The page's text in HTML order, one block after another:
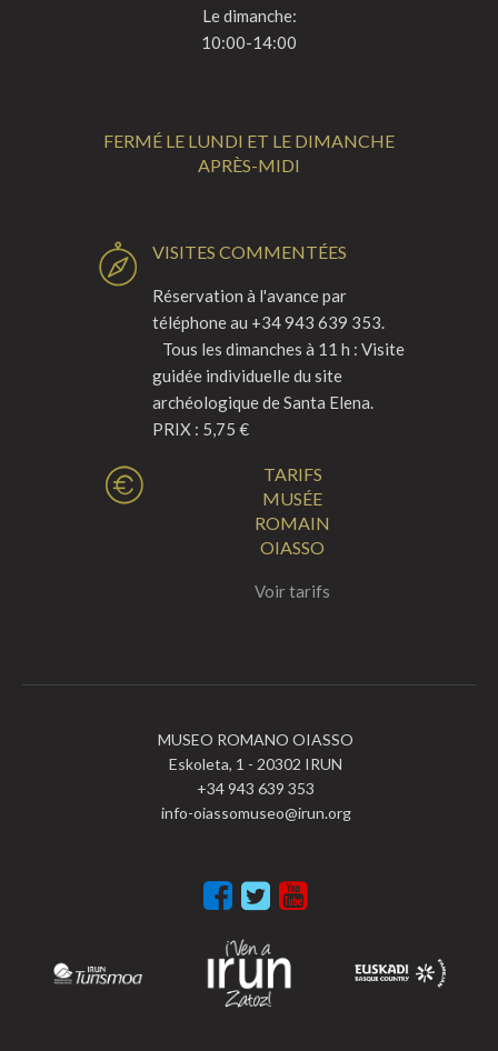
Le dimanche:
10:00-14:00
FERMÉ LE LUNDI ET LE DIMANCHE
APRÈS-MIDI
VISITES COMMENTÉES
Réservation à l'avance par
téléphone au +34 943 639 353.
Tous les dimanches à 11 h : Visite
guidée individuelle du site
archéologique de Santa Elena.
PRIX : 5,75 €
TARIFS
MUSÉE
ROMAIN
OIASSO
Voir tarifs
MUSEO ROMANO OIASSO
Eskoleta, 1 - 20302 IRUN
+34 943 639 353
info-oiassomuseo@irun.org